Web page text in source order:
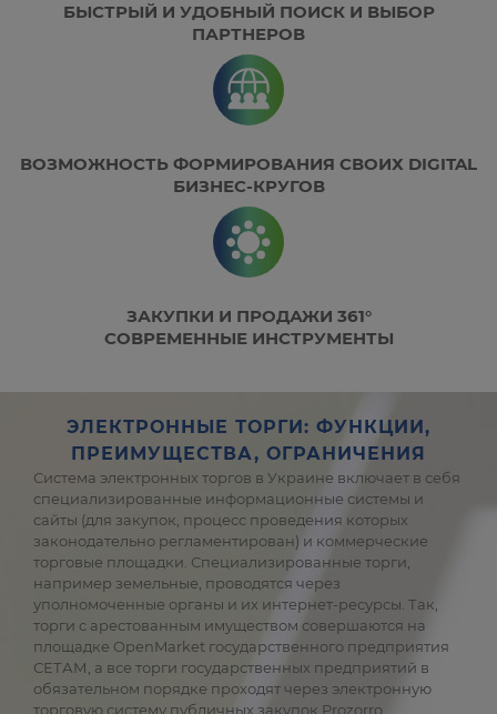
БЫСТРЫЙ И УДОБНЫЙ ПОИСК И ВЫБОР
ПАРТНЕРОВ
ВОЗМОЖНОСТЬ ФОРМИРОВАНИЯ СВОИХ DIGITAL
БИЗНЕС-КРУГОВ
ЗАКУПКИ И ПРОДАЖИ 361°
СОВРЕМЕННЫЕ ИНСТРУМЕНТЫ
ЭЛЕКТРОННЫЕ ТОРГИ: ФУНКЦИИ,
ПРЕИМУЩЕСТВА, ОГРАНИЧЕНИЯ
Система электронных торгов в Украине включает в себя
специализированные информационные системы и
сайты (для закупок, процесс проведения которых
законодательно регламентирован) и коммерческие
торговые площадки. Специализированные торги,
например земельные, проводятся через
уполномоченные органы и их интернет-ресурсы. Так,
торги с арестованным имуществом совершаются на
площадке OpenMarket государственного предприятия
СЕТАМ, а все торги государственных предприятий в
обязательном порядке проходят через электронную
торговую систему публичных закупок Prozorro.